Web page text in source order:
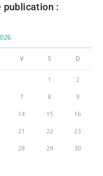
publication :
V S D
1 2
7 8 9
14 15 16
21 22 23
28 29 30